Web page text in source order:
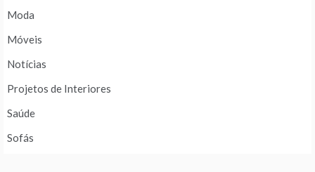
Moda
Móveis
Notícias
Projetos de Interiores
Saúde
Sofás